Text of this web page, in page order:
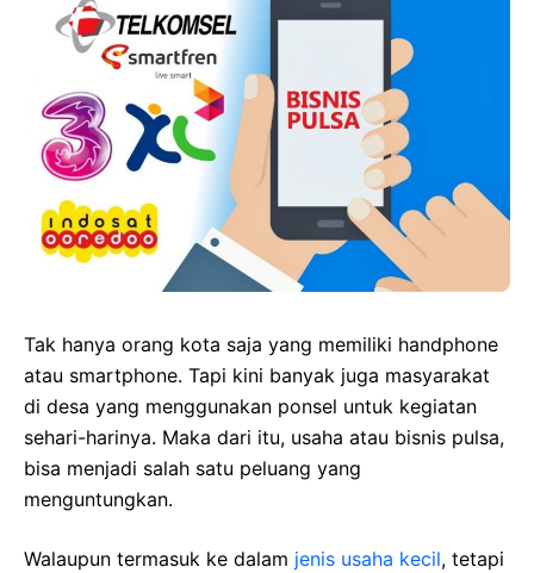
Tak hanya orang kota saja yang memiliki handphone
atau smartphone. Tapi kini banyak juga masyarakat
di desa yang menggunakan ponsel untuk kegiatan
sehari-harinya. Maka dari itu, usaha atau bisnis pulsa,
bisa menjadi salah satu peluang yang
menguntungkan.
Walaupun termasuk ke dalam jenis usaha kecil, tetapi